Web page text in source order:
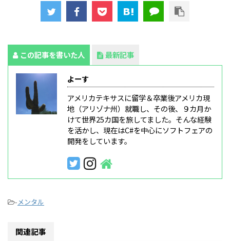
この記事を書いた人 最新記事
よーす
アメリカテキサスに留学＆卒業後アメリカ現
地（アリゾナ州）就職し、その後、９カ月か
けて世界25カ国を旅してました。そんな経験
を活かし、現在はC#を中心にソフトフェアの
開発をしています。
-メンタル
関連記事